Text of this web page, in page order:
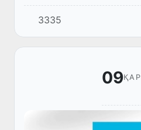
ынтымақтастық
қатысу үшін Түркияға
3335
09ҚАР